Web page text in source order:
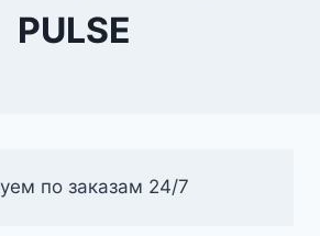
PULSE
по заказам 24/7